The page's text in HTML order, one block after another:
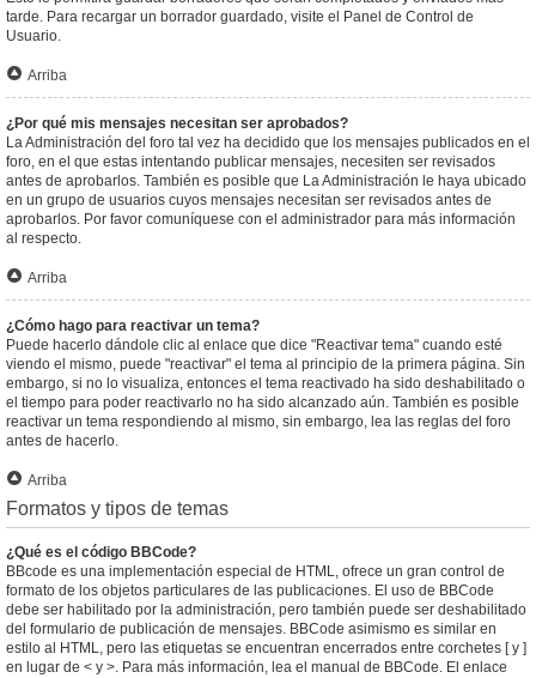
tarde. Para recargar un borrador guardado, visite el Panel de Control de
Usuario.
Arriba
¿Por qué mis mensajes necesitan ser aprobados?
La Administración del foro tal vez ha decidido que los mensajes publicados en el
foro, en el que estas intentando publicar mensajes, necesiten ser revisados
antes de aprobarlos. También es posible que La Administración le haya ubicado
en un grupo de usuarios cuyos mensajes necesitan ser revisados antes de
aprobarlos. Por favor comuníquese con el administrador para más información
al respecto.
Arriba
¿Cómo hago para reactivar un tema?
Puede hacerlo dándole clic al enlace que dice "Reactivar tema" cuando esté
viendo el mismo, puede "reactivar" el tema al principio de la primera página. Sin
embargo, si no lo visualiza, entonces el tema reactivado ha sido deshabilitado o
el tiempo para poder reactivarlo no ha sido alcanzado aún. También es posible
reactivar un tema respondiendo al mismo, sin embargo, lea las reglas del foro
antes de hacerlo.
Arriba
Formatos y tipos de temas
¿Qué es el código BBCode?
BBcode es una implementación especial de HTML, ofrece un gran control de
formato de los objetos particulares de las publicaciones. El uso de BBCode
debe ser habilitado por la administración, pero también puede ser deshabilitado
del formulario de publicación de mensajes. BBCode asimismo es similar en
estilo al HTML, pero las etiquetas se encuentran encerrados entre corchetes [ y ]
en lugar de < y >. Para más información, lea el manual de BBCode. El enlace